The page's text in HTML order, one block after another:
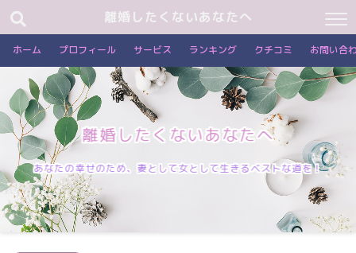
離婚したくないあなたへ
ホーム プロフィール サービス ランキング クチコミ お問い合
離婚したくないあなたへ
あなたの幸せのため、妻として女として生きるベストな道を！